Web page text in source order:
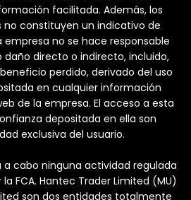
facilitada. Además, los
no constituyen un indicativo de
empresa no se hace responsable
daño directo o indirecto, incluido,
perdido, derivado del uso
en cualquier información
de la empresa. El acceso a esta
depositada en ella son
exclusiva del usuario.
a cabo ninguna actividad regulada
FCA. Hantec Trader Limited (MU)
son dos entidades totalmente